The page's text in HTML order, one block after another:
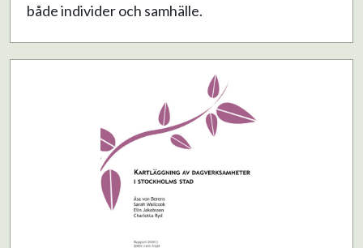
både individer och samhälle.